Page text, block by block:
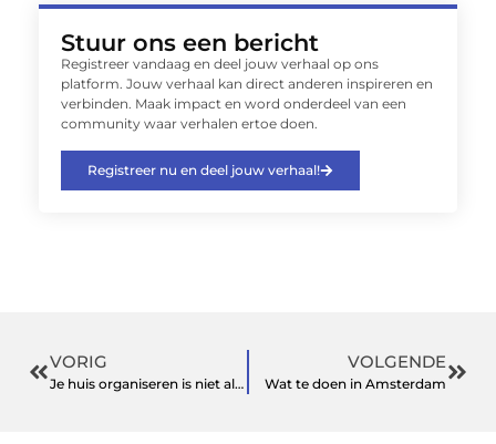
Stuur ons een bericht
Registreer vandaag en deel jouw verhaal op ons
platform. Jouw verhaal kan direct anderen inspireren en
verbinden. Maak impact en word onderdeel van een
community waar verhalen ertoe doen.
Registreer nu en deel jouw verhaal!
VORIG
Je huis organiseren is niet altijd makkelijk, daar hebben wij een gratis dakinspectie
VOLGENDE
Wat te doen in Amsterdam